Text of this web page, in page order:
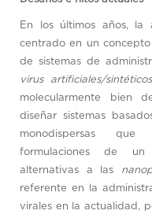
En los últimos años,
centrado en un
de sistemas de
virus artificiales/sintéticos
molecularmente bien
diseñar sistemas
monodispersas
formulaciones de
alternativas a las
referente en la
virales en la actualidad,